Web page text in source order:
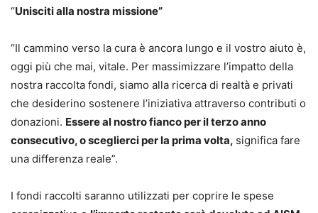
“Unisciti alla nostra missione”
“Il cammino verso la cura è ancora lungo e il vostro aiuto è,
oggi più che mai, vitale. Per massimizzare l’impatto della
nostra raccolta fondi, siamo alla ricerca di realtà e privati
che desiderino sostenere l’iniziativa attraverso contributi o
donazioni. Essere al nostro fianco per il terzo anno
consecutivo, o sceglierci per la prima volta, significa fare
una differenza reale”.
I fondi raccolti saranno utilizzati per coprire le spese